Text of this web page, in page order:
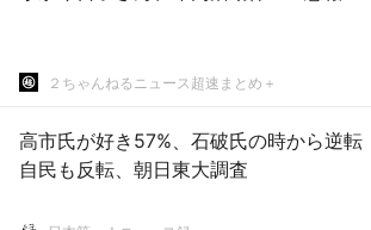
２ちゃんねるニュース超速まとめ＋
高市氏が好き57%、石破氏の時から逆転
自民も反転、朝日東大調査